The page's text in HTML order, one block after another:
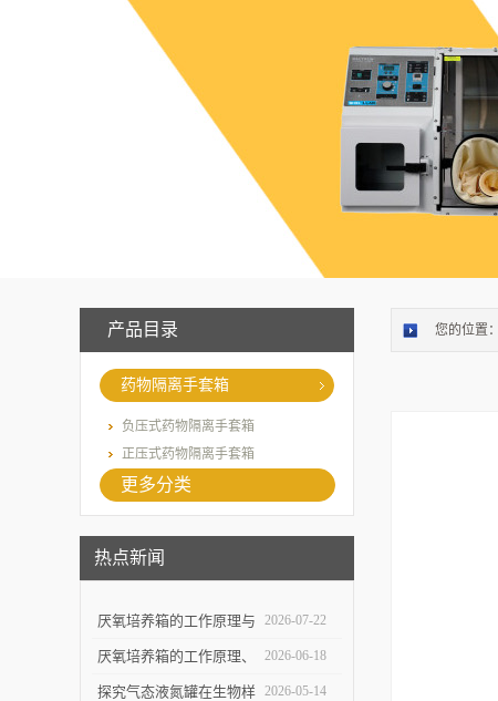
产品目录
药物隔离手套箱
负压式药物隔离手套箱
正压式药物隔离手套箱
更多分类
热点新闻
厌氧培养箱的工作原理与
操作环境控制技术解析
2026-07-22
厌氧培养箱的工作原理、
结构设计与微生物培养应
2026-06-18
探究气态液氮罐在生物样 2026-05-14
您的位置：